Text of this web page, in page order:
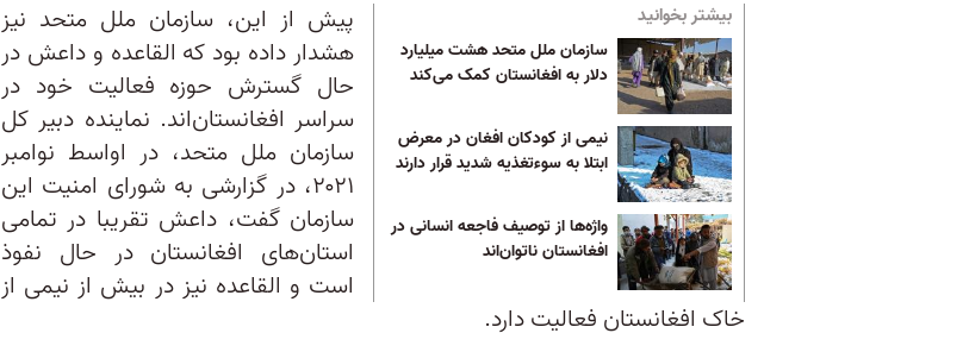
بیشتر بخوانید
سازمان ملل متحد هشت میلیارد
دلار به افغانستان کمک می‌کند
نیمی از کودکان افغان در معرض
ابتلا به سوءتغذیه شدید قرار دارند
واژه‌ها از توصیف فاجعه انسانی در
افغانستان ناتوان‌اند
پیش از این، سازمان ملل متحد نیز
هشدار داده بود که القاعده و داعش در
حال گسترش حوزه فعالیت خود در
سراسر افغانستان‌‌اند. نماینده دبیر کل
سازمان ملل متحد، در اواسط نوامبر
۲۰۲۱، در گزارشی به شورای امنیت این
سازمان گفت، داعش تقریبا در تمامی
استان‌های افغانستان در حال نفوذ
است و القاعده نیز در بیش از نیمی از
خاک افغانستان فعالیت دارد.